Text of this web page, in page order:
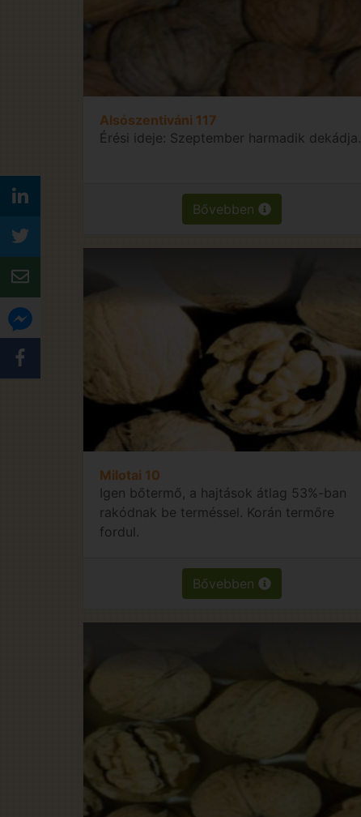
Alsószentiváni 117
Érési ideje: Szeptember harmadik dekádja.
Bővebben
Milotai 10
Igen bőtermő, a hajtások átlag 53%-ban
rakódnak be terméssel. Korán termőre
fordul.
Bővebben